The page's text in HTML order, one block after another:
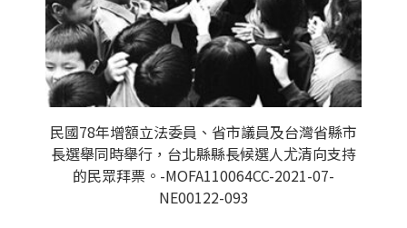
民國78年增額立法委員、省市議員及台灣省縣市
長選舉同時舉行，台北縣縣長候選人尤清向支持
的民眾拜票。-MOFA110064CC-2021-07-
NE00122-093